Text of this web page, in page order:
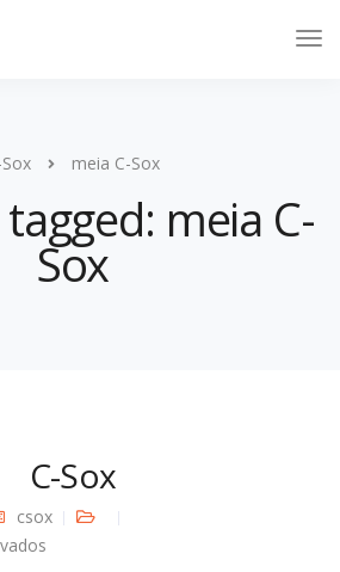
meia C-Sox
meia C-
Sox
C-Sox
csox